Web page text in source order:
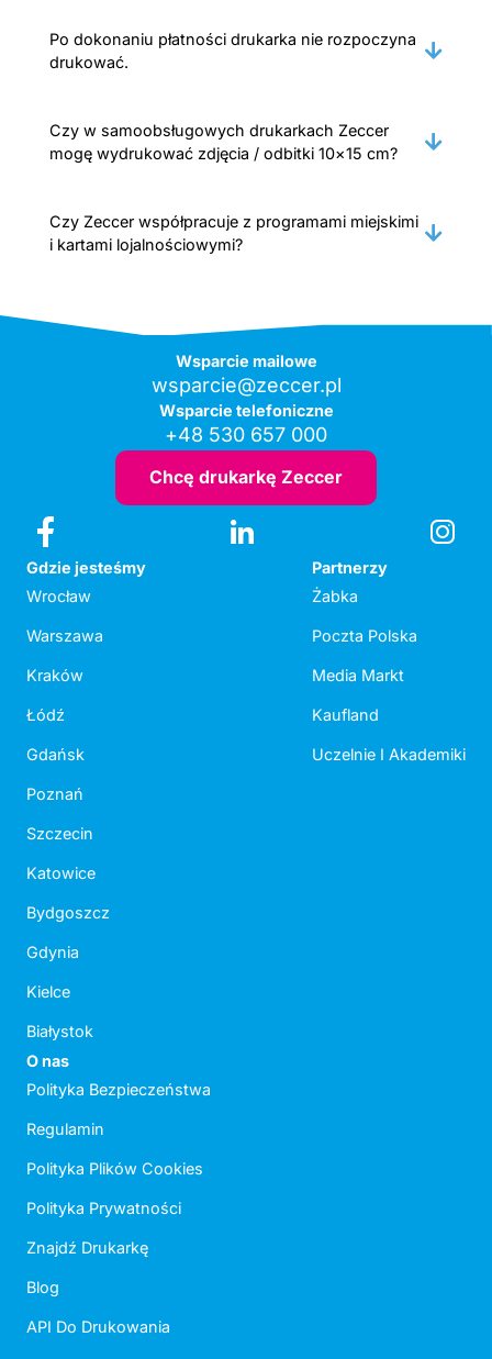
Po dokonaniu płatności drukarka nie rozpoczyna
drukować.
Czy w samoobsługowych drukarkach Zeccer
mogę wydrukować zdjęcia / odbitki 10×15 cm?
Czy Zeccer współpracuje z programami miejskimi
i kartami lojalnościowymi?
Wsparcie mailowe
wsparcie@zeccer.pl
Wsparcie telefoniczne
+48 530 657 000
Chcę drukarkę Zeccer
Gdzie jesteśmy
Wrocław
Warszawa
Kraków
Łódź
Gdańsk
Poznań
Szczecin
Katowice
Bydgoszcz
Gdynia
Kielce
Białystok
Partnerzy
Żabka
Poczta Polska
Media Markt
Kaufland
Uczelnie I Akademiki
O nas
Polityka Bezpieczeństwa
Regulamin
Polityka Plików Cookies
Polityka Prywatności
Znajdź Drukarkę
Blog
API Do Drukowania